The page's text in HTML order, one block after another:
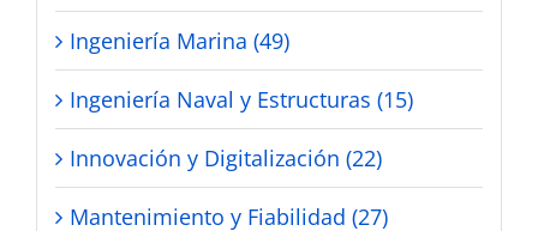
Ingeniería Marina (49)
Ingeniería Naval y Estructuras (15)
Innovación y Digitalización (22)
Mantenimiento y Fiabilidad (27)